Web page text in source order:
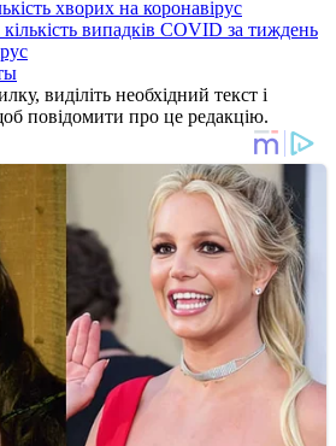
хворих на коронавірус
кількість випадків COVID за тиждень
виділіть необхідний текст і
повідомити про це редакцію.